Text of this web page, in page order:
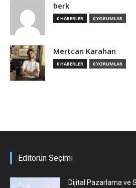
berk
0 HABERLER 0 YORUMLAR
Mertcan Karahan
0 HABERLER 0 YORUMLAR
Editörün Seçimi
Dijital Pazarlama ve